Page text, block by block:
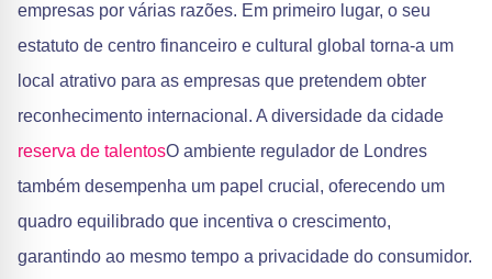
empresas por várias razões. Em primeiro lugar, o seu
estatuto de centro financeiro e cultural global torna-a um
local atrativo para as empresas que pretendem obter
reconhecimento internacional. A diversidade da cidade
reserva de talentosO ambiente regulador de Londres
também desempenha um papel crucial, oferecendo um
quadro equilibrado que incentiva o crescimento,
garantindo ao mesmo tempo a privacidade do consumidor.